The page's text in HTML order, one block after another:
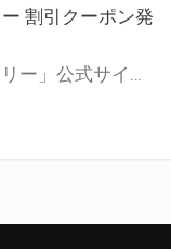
割引クーポン発
「とらのあなWEBオンリー」公式サイトでとらのあな通販の「割引クーポン」を配布中！ イベントごとに開催当日限定で使える割引クーポンのシリアルコードを発行します。 とらのあなWEBオンリーのページをチェックして、イベント当日にお得にお買い物を楽しみましょう♪ ※本キャンペーンは予告なく終了する場合がございます。 とらのあなWEBオンリーサイトはこちら